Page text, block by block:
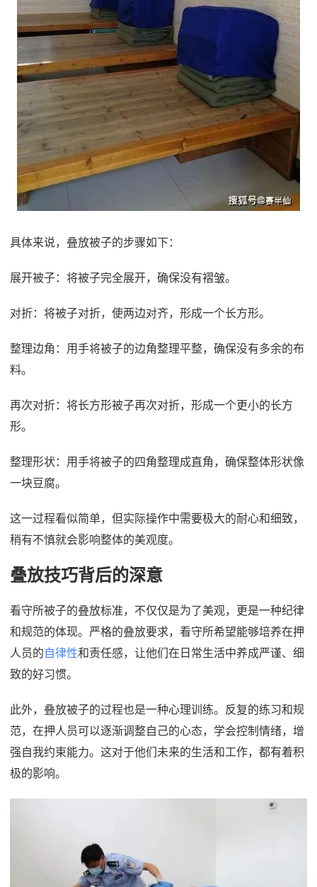
具体来说，叠放被子的步骤如下：
展开被子：将被子完全展开，确保没有褶皱。
对折：将被子对折，使两边对齐，形成一个长方形。
整理边角：用手将被子的边角整理平整，确保没有多余的布
料。
再次对折：将长方形被子再次对折，形成一个更小的长方
形。
整理形状：用手将被子的四角整理成直角，确保整体形状像
一块豆腐。
这一过程看似简单，但实际操作中需要极大的耐心和细致，
稍有不慎就会影响整体的美观度。
叠放技巧背后的深意
看守所被子的叠放标准，不仅仅是为了美观，更是一种纪律
和规范的体现。严格的叠放要求，看守所希望能够培养在押
人员的自律性和责任感，让他们在日常生活中养成严谨、细
致的好习惯。
此外，叠放被子的过程也是一种心理训练。反复的练习和规
范，在押人员可以逐渐调整自己的心态，学会控制情绪，增
强自我约束能力。这对于他们未来的生活和工作，都有着积
极的影响。